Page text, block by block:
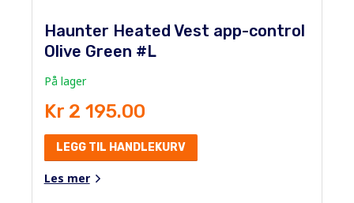
Haunter Heated Vest app-control
Olive Green #L
På lager
Kr 2 195.00
LEGG TIL HANDLEKURV
Les mer